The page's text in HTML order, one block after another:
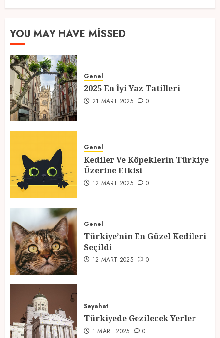
1
21 MART 2025
2
Üzerine Etkisi
12 MART 2025 0
3
Seçildi
12 MART 2025 0
4
1 MART 2025
YOU MAY HAVE MISSED
Genel
2025 En İyi Yaz Tatilleri
21 MART 2025 0
Genel
Kediler Ve Köpeklerin Türkiye
Üzerine Etkisi
12 MART 2025 0
Genel
Türkiye’nin En Güzel Kedileri
Seçildi
12 MART 2025 0
Seyahat
Türkiyede Gezilecek Yerler
1 MART 2025 0